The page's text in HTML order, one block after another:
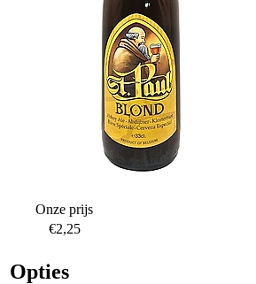
Onze prijs
€2,25
Opties